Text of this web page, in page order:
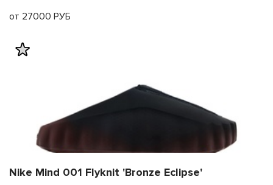
от 27000 РУБ
Nike Mind 001 Flyknit 'Bronze Eclipse'